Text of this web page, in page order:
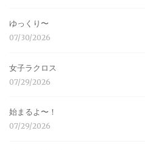
ゆっくり〜
07/30/2026
女子ラクロス
07/29/2026
始まるよ〜！
07/29/2026